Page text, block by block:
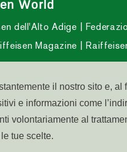
World
dell'Alto Adige
Magazine
assistenza:800 031 031
il nostro sito e,
e informazioni come
volontariamente al
tue scelte.